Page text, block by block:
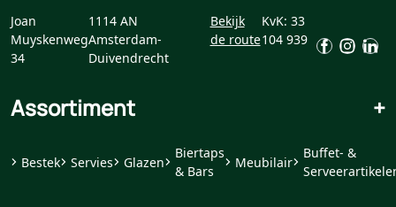
Joan
Muyskenweg
34
1114 AN
Amsterdam-
Duivendrecht
Bekijk
de route
KvK: 33
104 939
Assortiment +
Bestek Servies Glazen
Biertaps
& Bars
Meubilair
Buffet- &